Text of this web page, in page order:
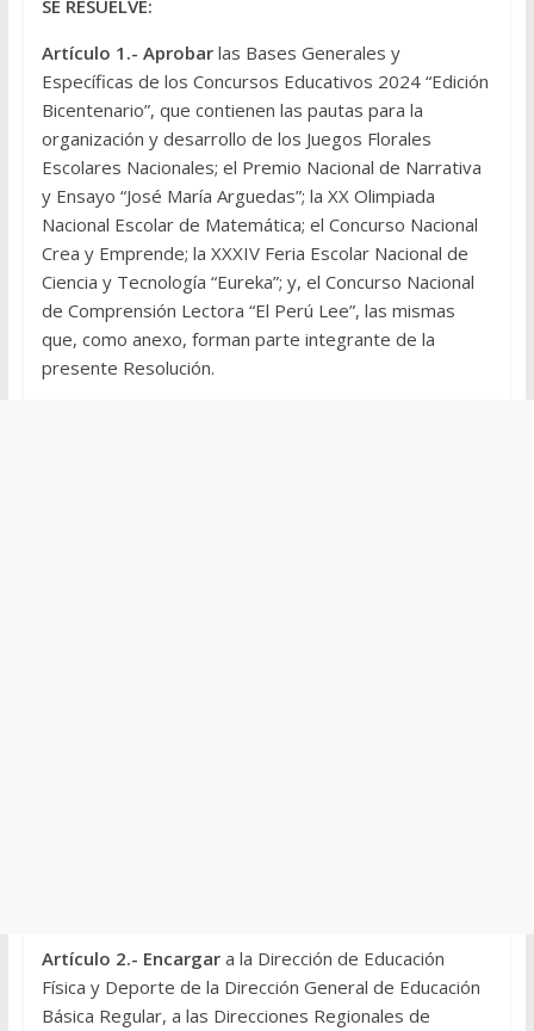
SE RESUELVE:
Artículo 1.- Aprobar las Bases Generales y
Específicas de los Concursos Educativos 2024 “Edición
Bicentenario”, que contienen las pautas para la
organización y desarrollo de los Juegos Florales
Escolares Nacionales; el Premio Nacional de Narrativa
y Ensayo “José María Arguedas”; la XX Olimpiada
Nacional Escolar de Matemática; el Concurso Nacional
Crea y Emprende; la XXXIV Feria Escolar Nacional de
Ciencia y Tecnología “Eureka”; y, el Concurso Nacional
de Comprensión Lectora “El Perú Lee”, las mismas
que, como anexo, forman parte integrante de la
presente Resolución.
Artículo 2.- Encargara la Dirección de Educación
Física y Deporte de la Dirección General de Educación
Básica Regular, a las Direcciones Regionales de